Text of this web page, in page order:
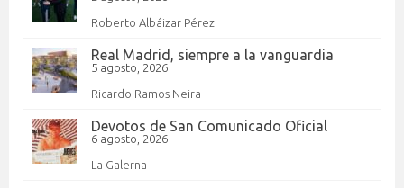
Roberto Albáizar Pérez
Real Madrid, siempre a la vanguardia
5 agosto, 2026
Ricardo Ramos Neira
Devotos de San Comunicado Oficial
6 agosto, 2026
La Galerna